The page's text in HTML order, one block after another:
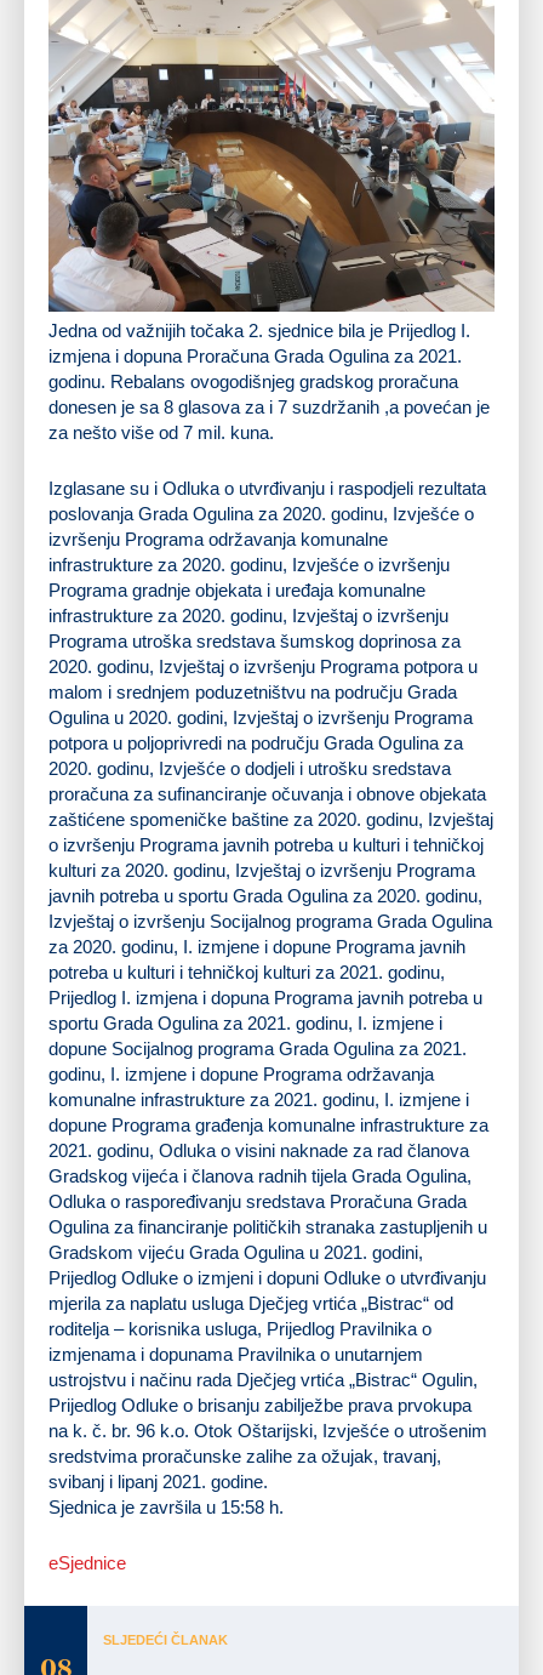
Jedna od važnijih točaka 2. sjednice bila je Prijedlog I.
izmjena i dopuna Proračuna Grada Ogulina za 2021.
godinu. Rebalans ovogodišnjeg gradskog proračuna
donesen je sa 8 glasova za i 7 suzdržanih ,a povećan je
za nešto više od 7 mil. kuna.
Izglasane su i Odluka o utvrđivanju i raspodjeli rezultata
poslovanja Grada Ogulina za 2020. godinu, Izvješće o
izvršenju Programa održavanja komunalne
infrastrukture za 2020. godinu, Izvješće o izvršenju
Programa gradnje objekata i uređaja komunalne
infrastrukture za 2020. godinu, Izvještaj o izvršenju
Programa utroška sredstava šumskog doprinosa za
2020. godinu, Izvještaj o izvršenju Programa potpora u
malom i srednjem poduzetništvu na području Grada
Ogulina u 2020. godini, Izvještaj o izvršenju Programa
potpora u poljoprivredi na području Grada Ogulina za
2020. godinu, Izvješće o dodjeli i utrošku sredstava
proračuna za sufinanciranje očuvanja i obnove objekata
zaštićene spomeničke baštine za 2020. godinu, Izvještaj
o izvršenju Programa javnih potreba u kulturi i tehničkoj
kulturi za 2020. godinu, Izvještaj o izvršenju Programa
javnih potreba u sportu Grada Ogulina za 2020. godinu,
Izvještaj o izvršenju Socijalnog programa Grada Ogulina
za 2020. godinu, I. izmjene i dopune Programa javnih
potreba u kulturi i tehničkoj kulturi za 2021. godinu,
Prijedlog I. izmjena i dopuna Programa javnih potreba u
sportu Grada Ogulina za 2021. godinu, I. izmjene i
dopune Socijalnog programa Grada Ogulina za 2021.
godinu, I. izmjene i dopune Programa održavanja
komunalne infrastrukture za 2021. godinu, I. izmjene i
dopune Programa građenja komunalne infrastrukture za
2021. godinu, Odluka o visini naknade za rad članova
Gradskog vijeća i članova radnih tijela Grada Ogulina,
Odluka o raspoređivanju sredstava Proračuna Grada
Ogulina za financiranje političkih stranaka zastupljenih u
Gradskom vijeću Grada Ogulina u 2021. godini,
Prijedlog Odluke o izmjeni i dopuni Odluke o utvrđivanju
mjerila za naplatu usluga Dječjeg vrtića „Bistrac“ od
roditelja – korisnika usluga, Prijedlog Pravilnika o
izmjenama i dopunama Pravilnika o unutarnjem
ustrojstvu i načinu rada Dječjeg vrtića „Bistrac“ Ogulin,
Prijedlog Odluke o brisanju zabilježbe prava prvokupa
na k. č. br. 96 k.o. Otok Oštarijski, Izvješće o utrošenim
sredstvima proračunske zalihe za ožujak, travanj,
svibanj i lipanj 2021. godine.
Sjednica je završila u 15:58 h.
eSjednice
SLJEDEĆI ČLANAK